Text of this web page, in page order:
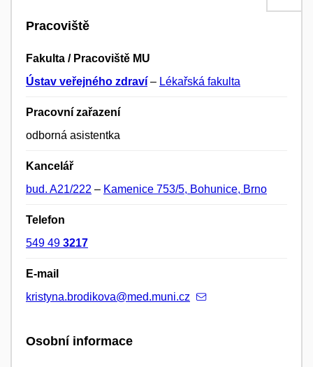
Pracoviště
Fakulta / Pracoviště MU
Ústav veřejného zdraví – Lékařská fakulta
Pracovní zařazení
odborná asistentka
Kancelář
bud. A21/222 – Kamenice 753/5, Bohunice, Brno
Telefon
549 49 3217
E-mail
kristyna.brodikova@med.muni.cz
Osobní informace